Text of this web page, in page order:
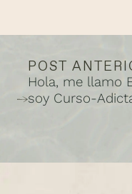
POST
Hola, me llamo
soy Curso-